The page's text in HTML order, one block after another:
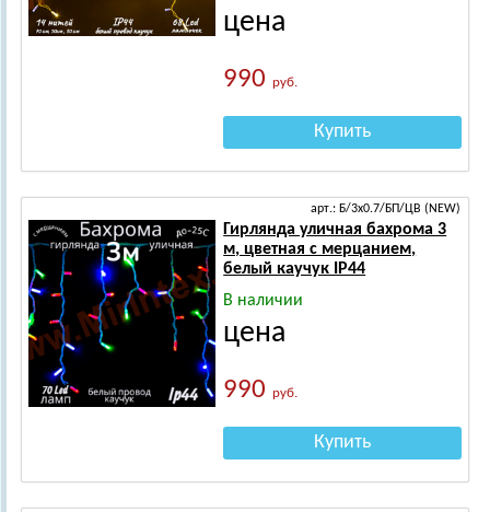
цена
990руб.
Купить
арт.: Б/3х0.7/БП/ЦВ (NEW)
Гирлянда уличная бахрома 3
м, цветная с мерцанием,
белый каучук IP44
В наличии
цена
990руб.
Купить